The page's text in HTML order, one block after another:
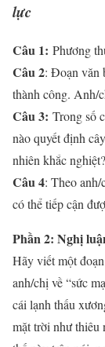
lực
Câu 1: Phương
Câu 2: Đoạn văn
thành công. Anh/
Câu 3: Trong số
nào quyết định
nhiên khắc
Câu 4: Theo
có thể tiếp cận
Phần 2: Nghị
Hãy viết một
anh/chị về “sức
cái lạnh thấu
mặt trời như thiêu